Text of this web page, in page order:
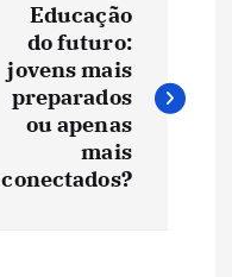
Educação
do futuro:
jovens mais
preparados
ou apenas
mais
conectados?